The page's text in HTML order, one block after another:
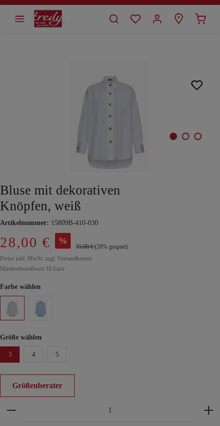
springen
Bluse mit dekorativen
Knöpfen, weiß
Artikelnummer: 15809B-410-030
28,00 € %
35,00 €(20% gespart)
Preise inkl. MwSt. zzgl. Versandkosten
Mindestbestellwert 10 Euro
Farbe wählen
Größe wählen
3 4 5
Größenberater
Produkt Anzahl: Gib den gewünschten Wert ein